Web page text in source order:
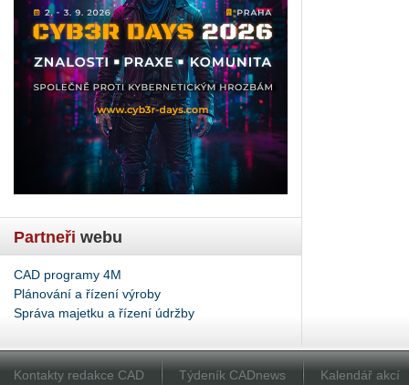
Partneři webu
CAD programy 4M
Plánování a řízení výroby
Správa majetku a řízení údržby
Kontakty redakce CAD Týdeník CADnews Kalendář akcí